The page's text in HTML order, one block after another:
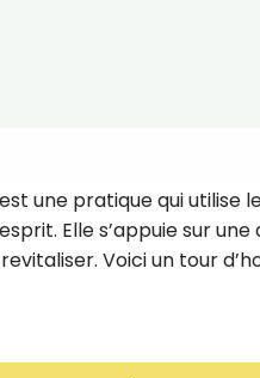
une pratique qui utilise
Elle s’appuie sur
Voici un tour